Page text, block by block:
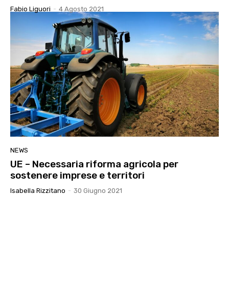
Fabio Liguori - 4 Agosto 2021
NEWS
UE – Necessaria riforma agricola per
sostenere imprese e territori
Isabella Rizzitano - 30 Giugno 2021